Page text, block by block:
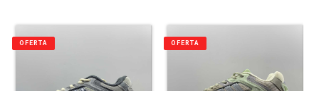
OFERTA OFERTA